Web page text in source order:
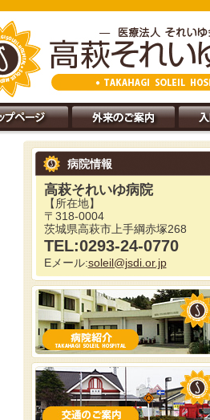
病院情報
高萩それいゆ病院
【所在地】
〒318-0004
茨城県高萩市上手綱赤塚268
TEL:0293-24-0770
Eメール:soleil@jsdi.or.jp